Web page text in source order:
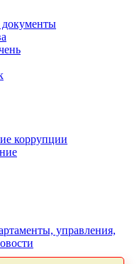
коррупции
управления,